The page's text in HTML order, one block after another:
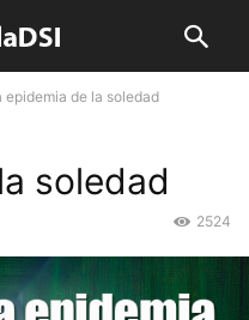
epidemia de la soledad
soledad
2524